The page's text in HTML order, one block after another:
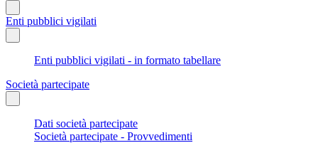
Enti pubblici vigilati
Enti pubblici vigilati - in formato tabellare
Società partecipate
Dati società partecipate
Società partecipate - Provvedimenti